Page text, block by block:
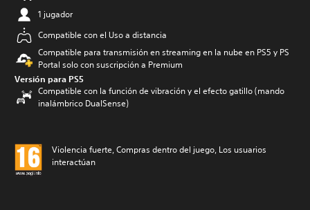
1 jugador
Compatible con el Uso a distancia
Compatible para transmisión en streaming en la nube en PS5 y PS
Portal solo con suscripción a Premium
Versión para PS5
Compatible con la función de vibración y el efecto gatillo (mando
inalámbrico DualSense)
Violencia fuerte, Compras dentro del juego, Los usuarios
interactúan